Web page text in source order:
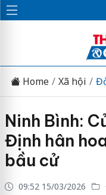
Home Xã hội
Ninh Bình:
Định hân
bầu cử
09:52 15/03/2026